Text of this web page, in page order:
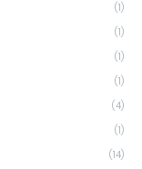
(1)
(1)
(1)
(1)
(4)
(1)
(14)